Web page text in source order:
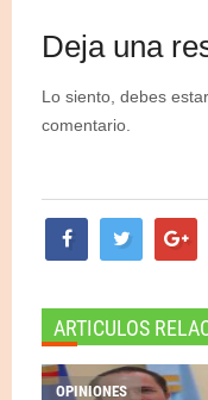
Deja una
Lo siento, debes estar
comentario.
ARTICULOS
OPINIONES